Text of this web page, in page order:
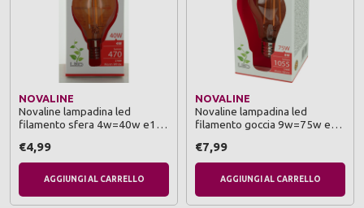
NOVALINE
Novaline lampadina led
filamento sfera 4w=40w e14
€4,99
AGGIUNGI AL CARRELLO
NOVALINE
Novaline lampadina led
filamento goccia 9w=75w e27
€7,99
AGGIUNGI AL CARRELLO